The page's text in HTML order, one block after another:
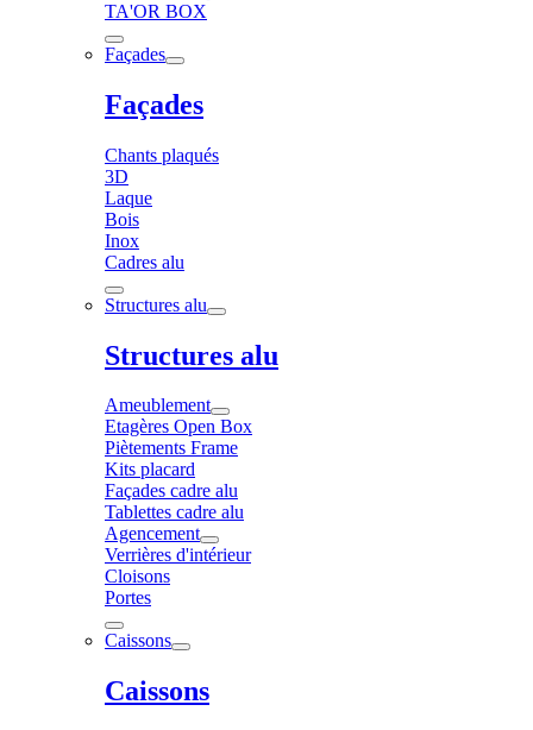
TA'OR BOX
Façades
Façades
Chants plaqués
3D
Laque
Bois
Inox
Cadres alu
Structures alu
Structures alu
Ameublement
Etagères Open Box
Piètements Frame
Kits placard
Façades cadre alu
Tablettes cadre alu
Agencement
Verrières d'intérieur
Cloisons
Portes
Caissons
Caissons